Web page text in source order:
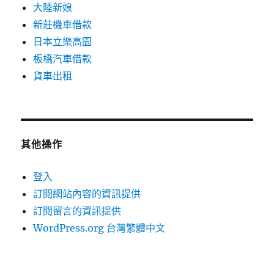
大陸新娘
新莊機車借款
日本立樂高園
板橋汽車借款
貨車出租
其他操作
登入
訂閱網站內容的資訊提供
訂閱留言的資訊提供
WordPress.org 台灣繁體中文